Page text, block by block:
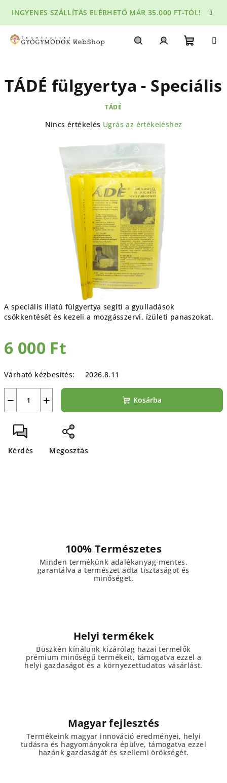
fő
tartalomhoz
INGYENES SZÁLLÍTÁS ELÉRHETŐ MÁR 35.000 FT-TÓL!
A speciális illatú fülgyertya segíti a gyulladások
csökkentését és kezeli a mozgásszervi, ízületi panaszokat.
6 000 Ft
Várható kézbesítés:
2026.8.11
+
− Kosárba
Kérdés Megosztás
TÁDÉ fülgyertya - Speciális
TÁDÉ
A
átlagos
értékelése
csillag.
Nincs értékelés Ugrás az értékeléshez
100% Természetes
Minden termékünk adalékanyag-mentes,
garantálva a természet adta tisztaságot és
minőséget.
Helyi termékek
Büszkén kínálunk kizárólag hazai termelők
prémium minőségű termékeit, támogatva ezzel a
helyi gazdaságot és a környezettudatos vásárlást.
Magyar fejlesztés
Termékeink magyar innováció eredményei, helyi
tudásra és hagyományokra épülve, támogatva ezzel
hazánk gazdaságát és szellemi örökségét.